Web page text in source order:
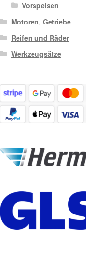
Vorspeisen
Motoren, Getriebe
Reifen und Räder
Werkzeugsätze